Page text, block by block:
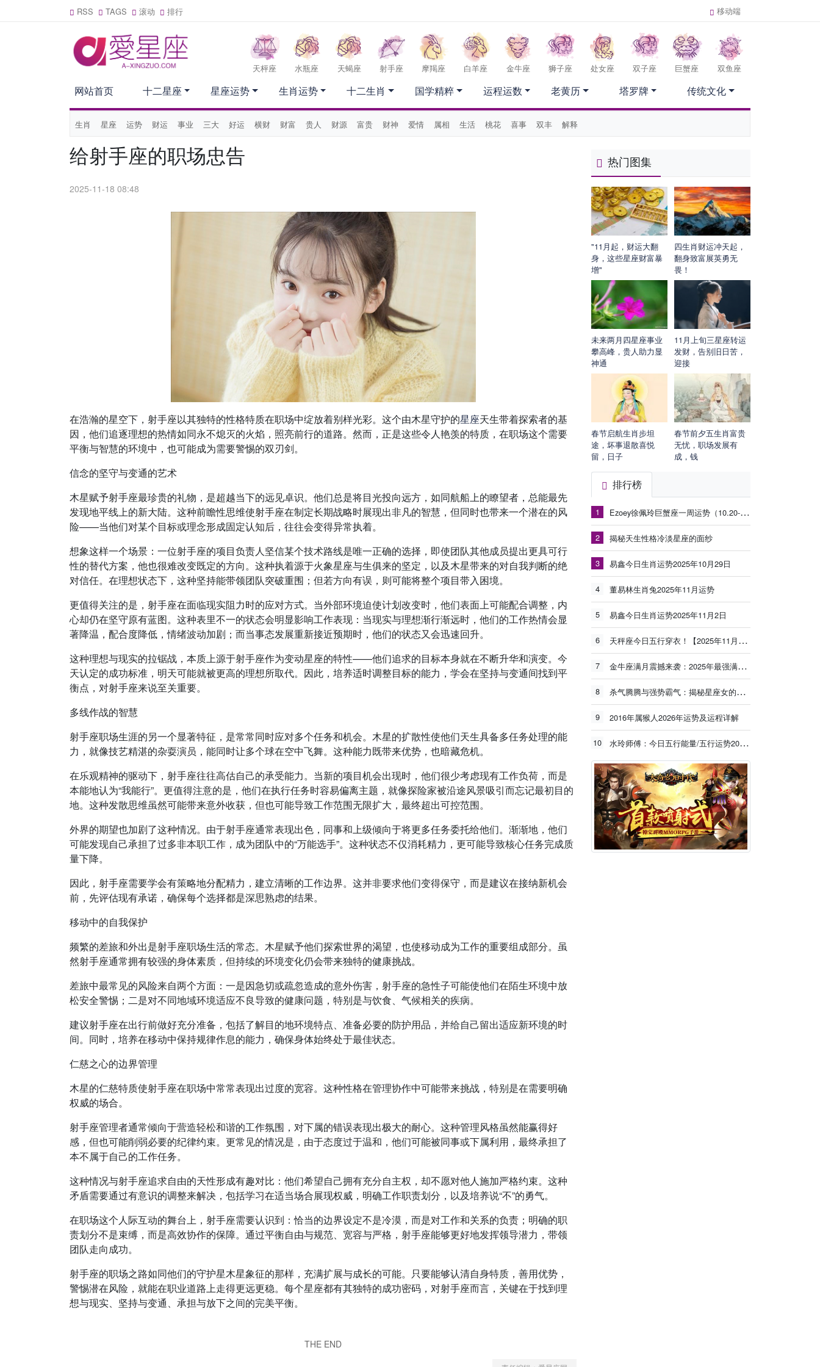
RSS TAGS 滚动 排行 移动端
天枰座 水瓶座 天蝎座 射手座 摩羯座 白羊座 金牛座 狮子座 处女座 双子座 巨蟹座 双鱼座
网站首页
生肖 星座 运势 财运 事业 三大 好运 横财 财富 贵人 财源 富贵 财神 爱情 属相 生活 桃花 喜事 双丰 解释
十二星座 星座运势 生肖运势 十二生肖 国学精粹 运程运数 老黄历 塔罗牌 传统文化
给射手座的职场忠告
2025-11-18 08:48
在浩瀚的星空下，射手座以其独特的性格特质在职场中绽放着别样光彩。这个由木星守护的星座天生带着探索者的基
因，他们追逐理想的热情如同永不熄灭的火焰，照亮前行的道路。然而，正是这些令人艳羡的特质，在职场这个需要
平衡与智慧的环境中，也可能成为需要警惕的双刃剑。
信念的坚守与变通的艺术
木星赋予射手座最珍贵的礼物，是超越当下的远见卓识。他们总是将目光投向远方，如同航船上的瞭望者，总能最先
发现地平线上的新大陆。这种前瞻性思维使射手座在制定长期战略时展现出非凡的智慧，但同时也带来一个潜在的风
险——当他们对某个目标或理念形成固定认知后，往往会变得异常执着。
想象这样一个场景：一位射手座的项目负责人坚信某个技术路线是唯一正确的选择，即使团队其他成员提出更具可行
性的替代方案，他也很难改变既定的方向。这种执着源于火象星座与生俱来的坚定，以及木星带来的对自我判断的绝
对信任。在理想状态下，这种坚持能带领团队突破重围；但若方向有误，则可能将整个项目带入困境。
更值得关注的是，射手座在面临现实阻力时的应对方式。当外部环境迫使计划改变时，他们表面上可能配合调整，内
心却仍在坚守原有蓝图。这种表里不一的状态会明显影响工作表现：当现实与理想渐行渐远时，他们的工作热情会显
著降温，配合度降低，情绪波动加剧；而当事态发展重新接近预期时，他们的状态又会迅速回升。
这种理想与现实的拉锯战，本质上源于射手座作为变动星座的特性——他们追求的目标本身就在不断升华和演变。今
天认定的成功标准，明天可能就被更高的理想所取代。因此，培养适时调整目标的能力，学会在坚持与变通间找到平
衡点，对射手座来说至关重要。
多线作战的智慧
射手座职场生涯的另一个显著特征，是常常同时应对多个任务和机会。木星的扩散性使他们天生具备多任务处理的能
力，就像技艺精湛的杂耍演员，能同时让多个球在空中飞舞。这种能力既带来优势，也暗藏危机。
在乐观精神的驱动下，射手座往往高估自己的承受能力。当新的项目机会出现时，他们很少考虑现有工作负荷，而是
本能地认为“我能行”。更值得注意的是，他们在执行任务时容易偏离主题，就像探险家被沿途风景吸引而忘记最初目的
地。这种发散思维虽然可能带来意外收获，但也可能导致工作范围无限扩大，最终超出可控范围。
外界的期望也加剧了这种情况。由于射手座通常表现出色，同事和上级倾向于将更多任务委托给他们。渐渐地，他们
可能发现自己承担了过多非本职工作，成为团队中的“万能选手”。这种状态不仅消耗精力，更可能导致核心任务完成质
量下降。
因此，射手座需要学会有策略地分配精力，建立清晰的工作边界。这并非要求他们变得保守，而是建议在接纳新机会
前，先评估现有承诺，确保每个选择都是深思熟虑的结果。
移动中的自我保护
频繁的差旅和外出是射手座职场生活的常态。木星赋予他们探索世界的渴望，也使移动成为工作的重要组成部分。虽
然射手座通常拥有较强的身体素质，但持续的环境变化仍会带来独特的健康挑战。
差旅中最常见的风险来自两个方面：一是因急切或疏忽造成的意外伤害，射手座的急性子可能使他们在陌生环境中放
松安全警惕；二是对不同地域环境适应不良导致的健康问题，特别是与饮食、气候相关的疾病。
建议射手座在出行前做好充分准备，包括了解目的地环境特点、准备必要的防护用品，并给自己留出适应新环境的时
间。同时，培养在移动中保持规律作息的能力，确保身体始终处于最佳状态。
仁慈之心的边界管理
木星的仁慈特质使射手座在职场中常常表现出过度的宽容。这种性格在管理协作中可能带来挑战，特别是在需要明确
权威的场合。
射手座管理者通常倾向于营造轻松和谐的工作氛围，对下属的错误表现出极大的耐心。这种管理风格虽然能赢得好
感，但也可能削弱必要的纪律约束。更常见的情况是，由于态度过于温和，他们可能被同事或下属利用，最终承担了
本不属于自己的工作任务。
这种情况与射手座追求自由的天性形成有趣对比：他们希望自己拥有充分自主权，却不愿对他人施加严格约束。这种
矛盾需要通过有意识的调整来解决，包括学习在适当场合展现权威，明确工作职责划分，以及培养说“不”的勇气。
在职场这个人际互动的舞台上，射手座需要认识到：恰当的边界设定不是冷漠，而是对工作和关系的负责；明确的职
责划分不是束缚，而是高效协作的保障。通过平衡自由与规范、宽容与严格，射手座能够更好地发挥领导潜力，带领
团队走向成功。
射手座的职场之路如同他们的守护星木星象征的那样，充满扩展与成长的可能。只要能够认清自身特质，善用优势，
警惕潜在风险，就能在职业道路上走得更远更稳。每个星座都有其独特的成功密码，对射手座而言，关键在于找到理
想与现实、坚持与变通、承担与放下之间的完美平衡。
THE END
热门图集
"11月起，财运大翻
身，这些星座财富暴
增"
四生肖财运冲天起，
翻身致富展英勇无
畏！
未来两月四星座事业
攀高峰，贵人助力显
神通
11月上旬三星座转运
发财，告别旧日苦，
迎接
春节启航生肖步坦
途，坏事退散喜悦
留，日子
春节前夕五生肖富贵
无忧，职场发展有
成，钱
排行榜
1 Ezoey徐佩玲巨蟹座一周运势（10.20-10.26）
2 揭秘天生性格冷淡星座的面纱
3 易鑫今日生肖运势2025年10月29日
4 董易林生肖兔2025年11月运势
5 易鑫今日生肖运势2025年11月2日
6 天秤座今日五行穿衣！【2025年11月3日】
7 金牛座满月震撼来袭：2025年最强满月能量冲击旧有模式，新的丰盛正在生长！
8 杀气腾腾与强势霸气：揭秘星座女的独特魅力
9 2016年属猴人2026年运势及运程详解
10 水玲师傅：今日五行能量/五行运势2025年11月17日